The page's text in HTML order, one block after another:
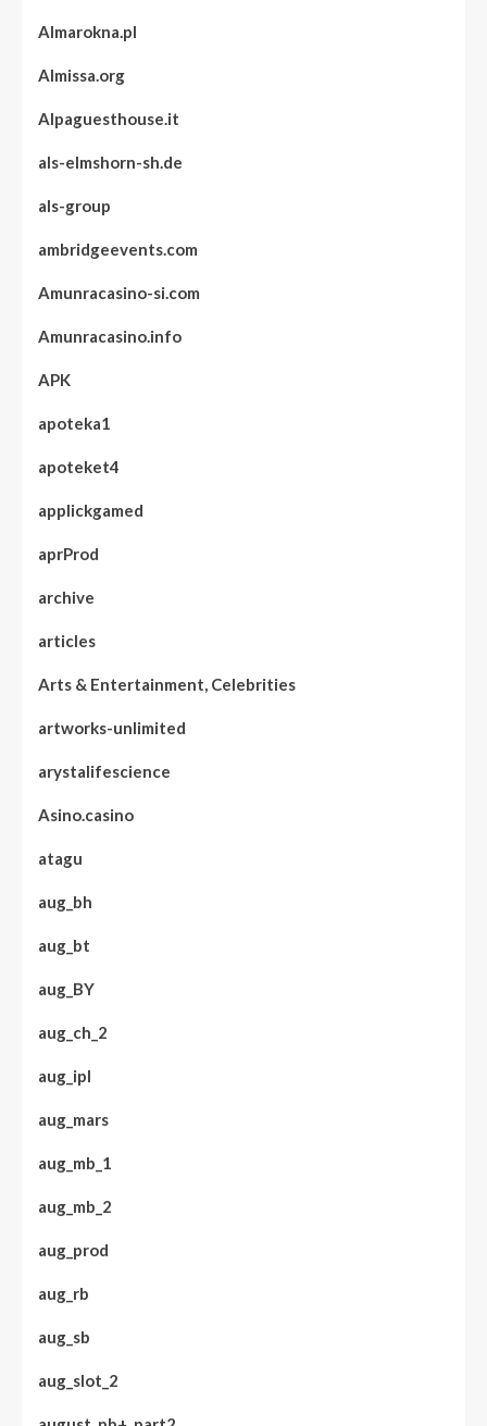
Almarokna.pl
Almissa.org
Alpaguesthouse.it
als-elmshorn-sh.de
als-group
ambridgeevents.com
Amunracasino-si.com
Amunracasino.info
APK
apoteka1
apoteket4
applickgamed
aprProd
archive
articles
Arts & Entertainment, Celebrities
artworks-unlimited
arystalifescience
Asino.casino
atagu
aug_bh
aug_bt
aug_BY
aug_ch_2
aug_ipl
aug_mars
aug_mb_1
aug_mb_2
aug_prod
aug_rb
aug_sb
aug_slot_2